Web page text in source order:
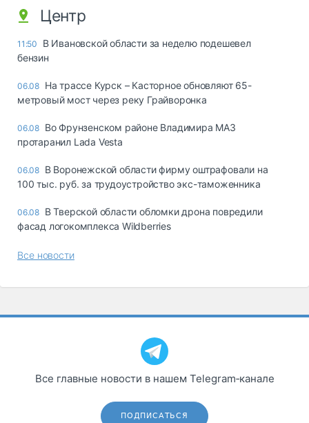
Центр
11:50
В Ивановской области за неделю подешевел
бензин
06.08 На трассе Курск – Касторное обновляют 65-
метровый мост через реку Грайворонка
06.08 Во Фрунзенском районе Владимира МАЗ
протаранил Lada Vesta
06.08 В Воронежской области фирму оштрафовали на
100 тыс. руб. за трудоустройство экс-таможенника
06.08 В Тверской области обломки дрона повредили
фасад логокомплекса Wildberries
Все новости
Все главные новости в нашем Telegram‑канале
ПОДПИСАТЬСЯ